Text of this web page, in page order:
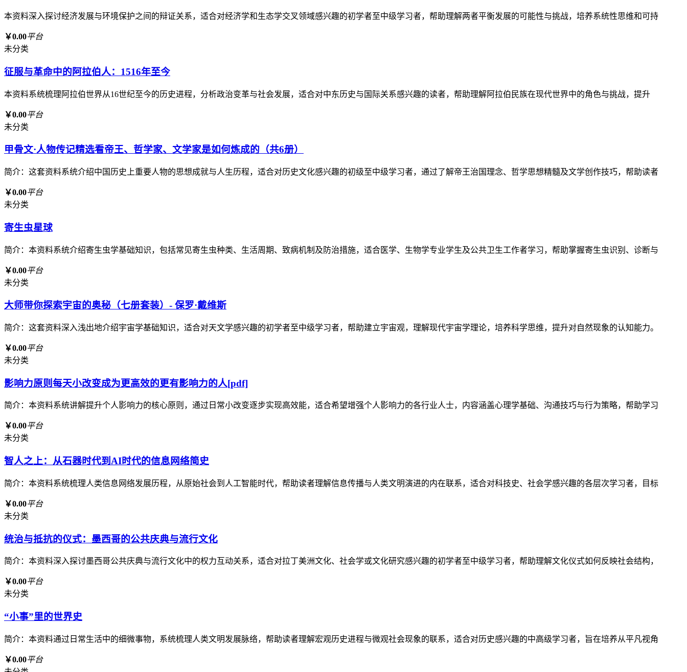
本资料深入探讨经济发展与环境保护之间的辩证关系，适合对经济学和生态学交叉领域感兴趣的初学者至中级学习者，帮助理解两者平衡发展的可能性与挑战，培养系统性思维和可持
￥0.00平台
未分类
征服与革命中的阿拉伯人：1516年至今
本资料系统梳理阿拉伯世界从16世纪至今的历史进程，分析政治变革与社会发展，适合对中东历史与国际关系感兴趣的读者，帮助理解阿拉伯民族在现代世界中的角色与挑战，提升
￥0.00平台
未分类
甲骨文·人物传记精选看帝王、哲学家、文学家是如何炼成的（共6册）
简介：这套资料系统介绍中国历史上重要人物的思想成就与人生历程，适合对历史文化感兴趣的初级至中级学习者，通过了解帝王治国理念、哲学思想精髓及文学创作技巧，帮助读者
￥0.00平台
未分类
寄生虫星球
简介：本资料系统介绍寄生虫学基础知识，包括常见寄生虫种类、生活周期、致病机制及防治措施，适合医学、生物学专业学生及公共卫生工作者学习，帮助掌握寄生虫识别、诊断与
￥0.00平台
未分类
大师带你探索宇宙的奥秘（七册套装）- 保罗·戴维斯
简介：这套资料深入浅出地介绍宇宙学基础知识，适合对天文学感兴趣的初学者至中级学习者，帮助建立宇宙观，理解现代宇宙学理论，培养科学思维，提升对自然现象的认知能力。
￥0.00平台
未分类
影响力原则每天小改变成为更高效的更有影响力的人[pdf]
简介：本资料系统讲解提升个人影响力的核心原则，通过日常小改变逐步实现高效能，适合希望增强个人影响力的各行业人士，内容涵盖心理学基础、沟通技巧与行为策略，帮助学习
￥0.00平台
未分类
智人之上：从石器时代到AI时代的信息网络简史
简介：本资料系统梳理人类信息网络发展历程，从原始社会到人工智能时代，帮助读者理解信息传播与人类文明演进的内在联系，适合对科技史、社会学感兴趣的各层次学习者，目标
￥0.00平台
未分类
统治与抵抗的仪式：墨西哥的公共庆典与流行文化
简介：本资料深入探讨墨西哥公共庆典与流行文化中的权力互动关系，适合对拉丁美洲文化、社会学或文化研究感兴趣的初学者至中级学习者，帮助理解文化仪式如何反映社会结构，
￥0.00平台
未分类
“小事”里的世界史
简介：本资料通过日常生活中的细微事物，系统梳理人类文明发展脉络，帮助读者理解宏观历史进程与微观社会现象的联系，适合对历史感兴趣的中高级学习者，旨在培养从平凡视角
￥0.00平台